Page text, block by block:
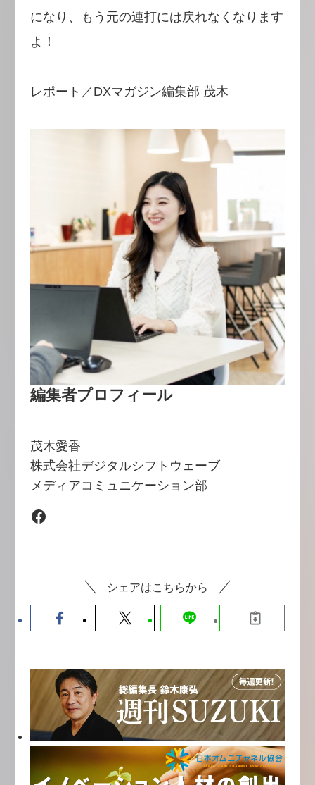
になり、もう元の連打には戻れなくなります
よ！
レポート／DXマガジン編集部 茂木
編集者プロフィール
茂木愛香
株式会社デジタルシフトウェーブ
メディアコミュニケーション部
Facebook
シェアはこちらから